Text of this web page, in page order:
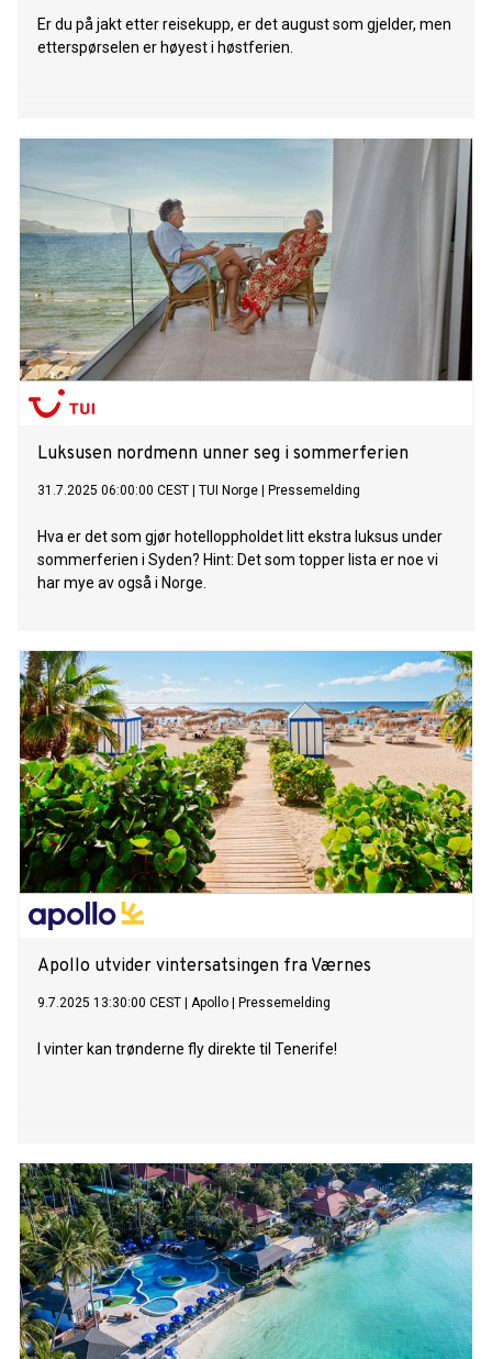
Er du på jakt etter reisekupp, er det august som gjelder, men
etterspørselen er høyest i høstferien.
Luksusen nordmenn unner seg i sommerferien
31.7.2025 06:00:00 CEST TUI Norge Pressemelding
Hva er det som gjør hotelloppholdet litt ekstra luksus under
sommerferien i Syden? Hint: Det som topper lista er noe vi
har mye av også i Norge.
Apollo utvider vintersatsingen fra Værnes
9.7.2025 13:30:00 CEST Apollo Pressemelding
I vinter kan trønderne fly direkte til Tenerife!